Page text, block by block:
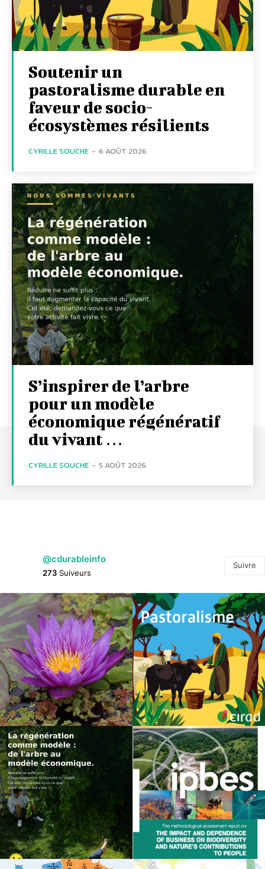
Soutenir un
pastoralisme durable en
faveur de socio-
écosystèmes résilients
CYRILLE SOUCHE - 6 AOÛT 2026
S’inspirer de l’arbre
pour un modèle
économique régénératif
du vivant …
CYRILLE SOUCHE - 5 AOÛT 2026
@cdurableinfo
273 Suiveurs
Suivre